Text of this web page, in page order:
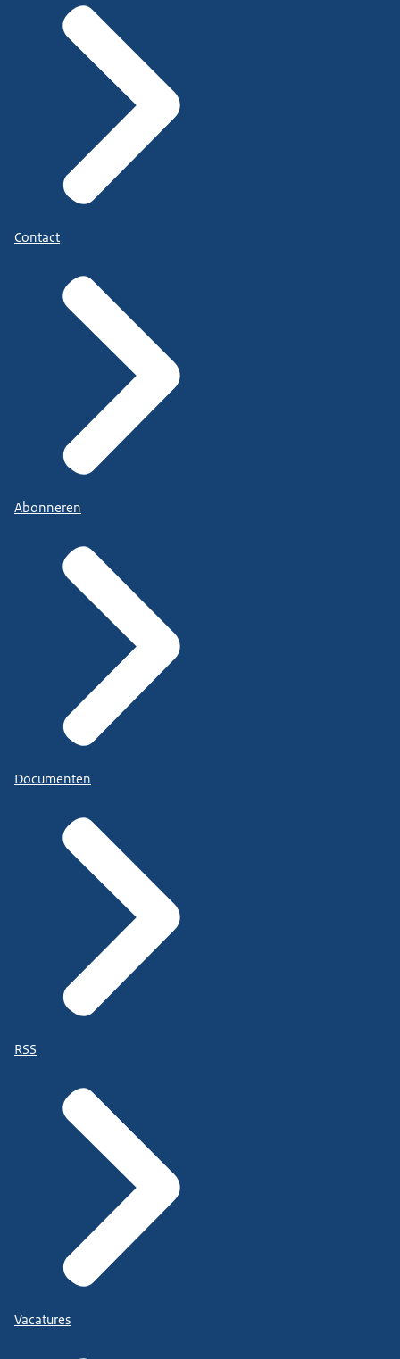
Contact
Abonneren
Documenten
RSS
Vacatures